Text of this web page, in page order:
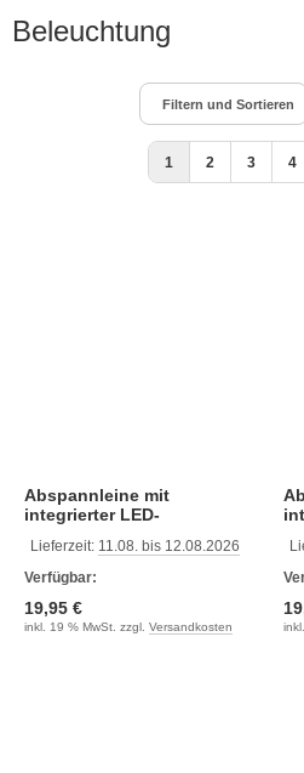
Beleuchtung
Filtern und Sortieren
1 2 3 4
Abspannleine mit
integrierter LED-
Lieferzeit: 11.08. bis 12.08.2026
Verfügbar:
19,95 €
inkl. 19 % MwSt. zzgl. Versandkosten